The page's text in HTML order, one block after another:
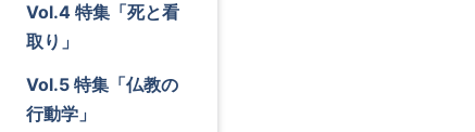
Vol.4 特集「死と看
取り」
Vol.5 特集「仏教の
行動学」